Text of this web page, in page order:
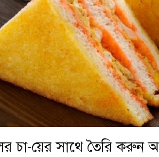
চা-য়ের সাথে তৈরি করুন